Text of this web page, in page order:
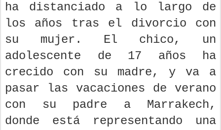
ha distanciado a lo largo de
los años tras el divorcio con
su mujer. El chico, un
adolescente de 17 años ha
crecido con su madre, y va a
pasar las vacaciones de verano
con su padre a Marrakech,
donde está representando una